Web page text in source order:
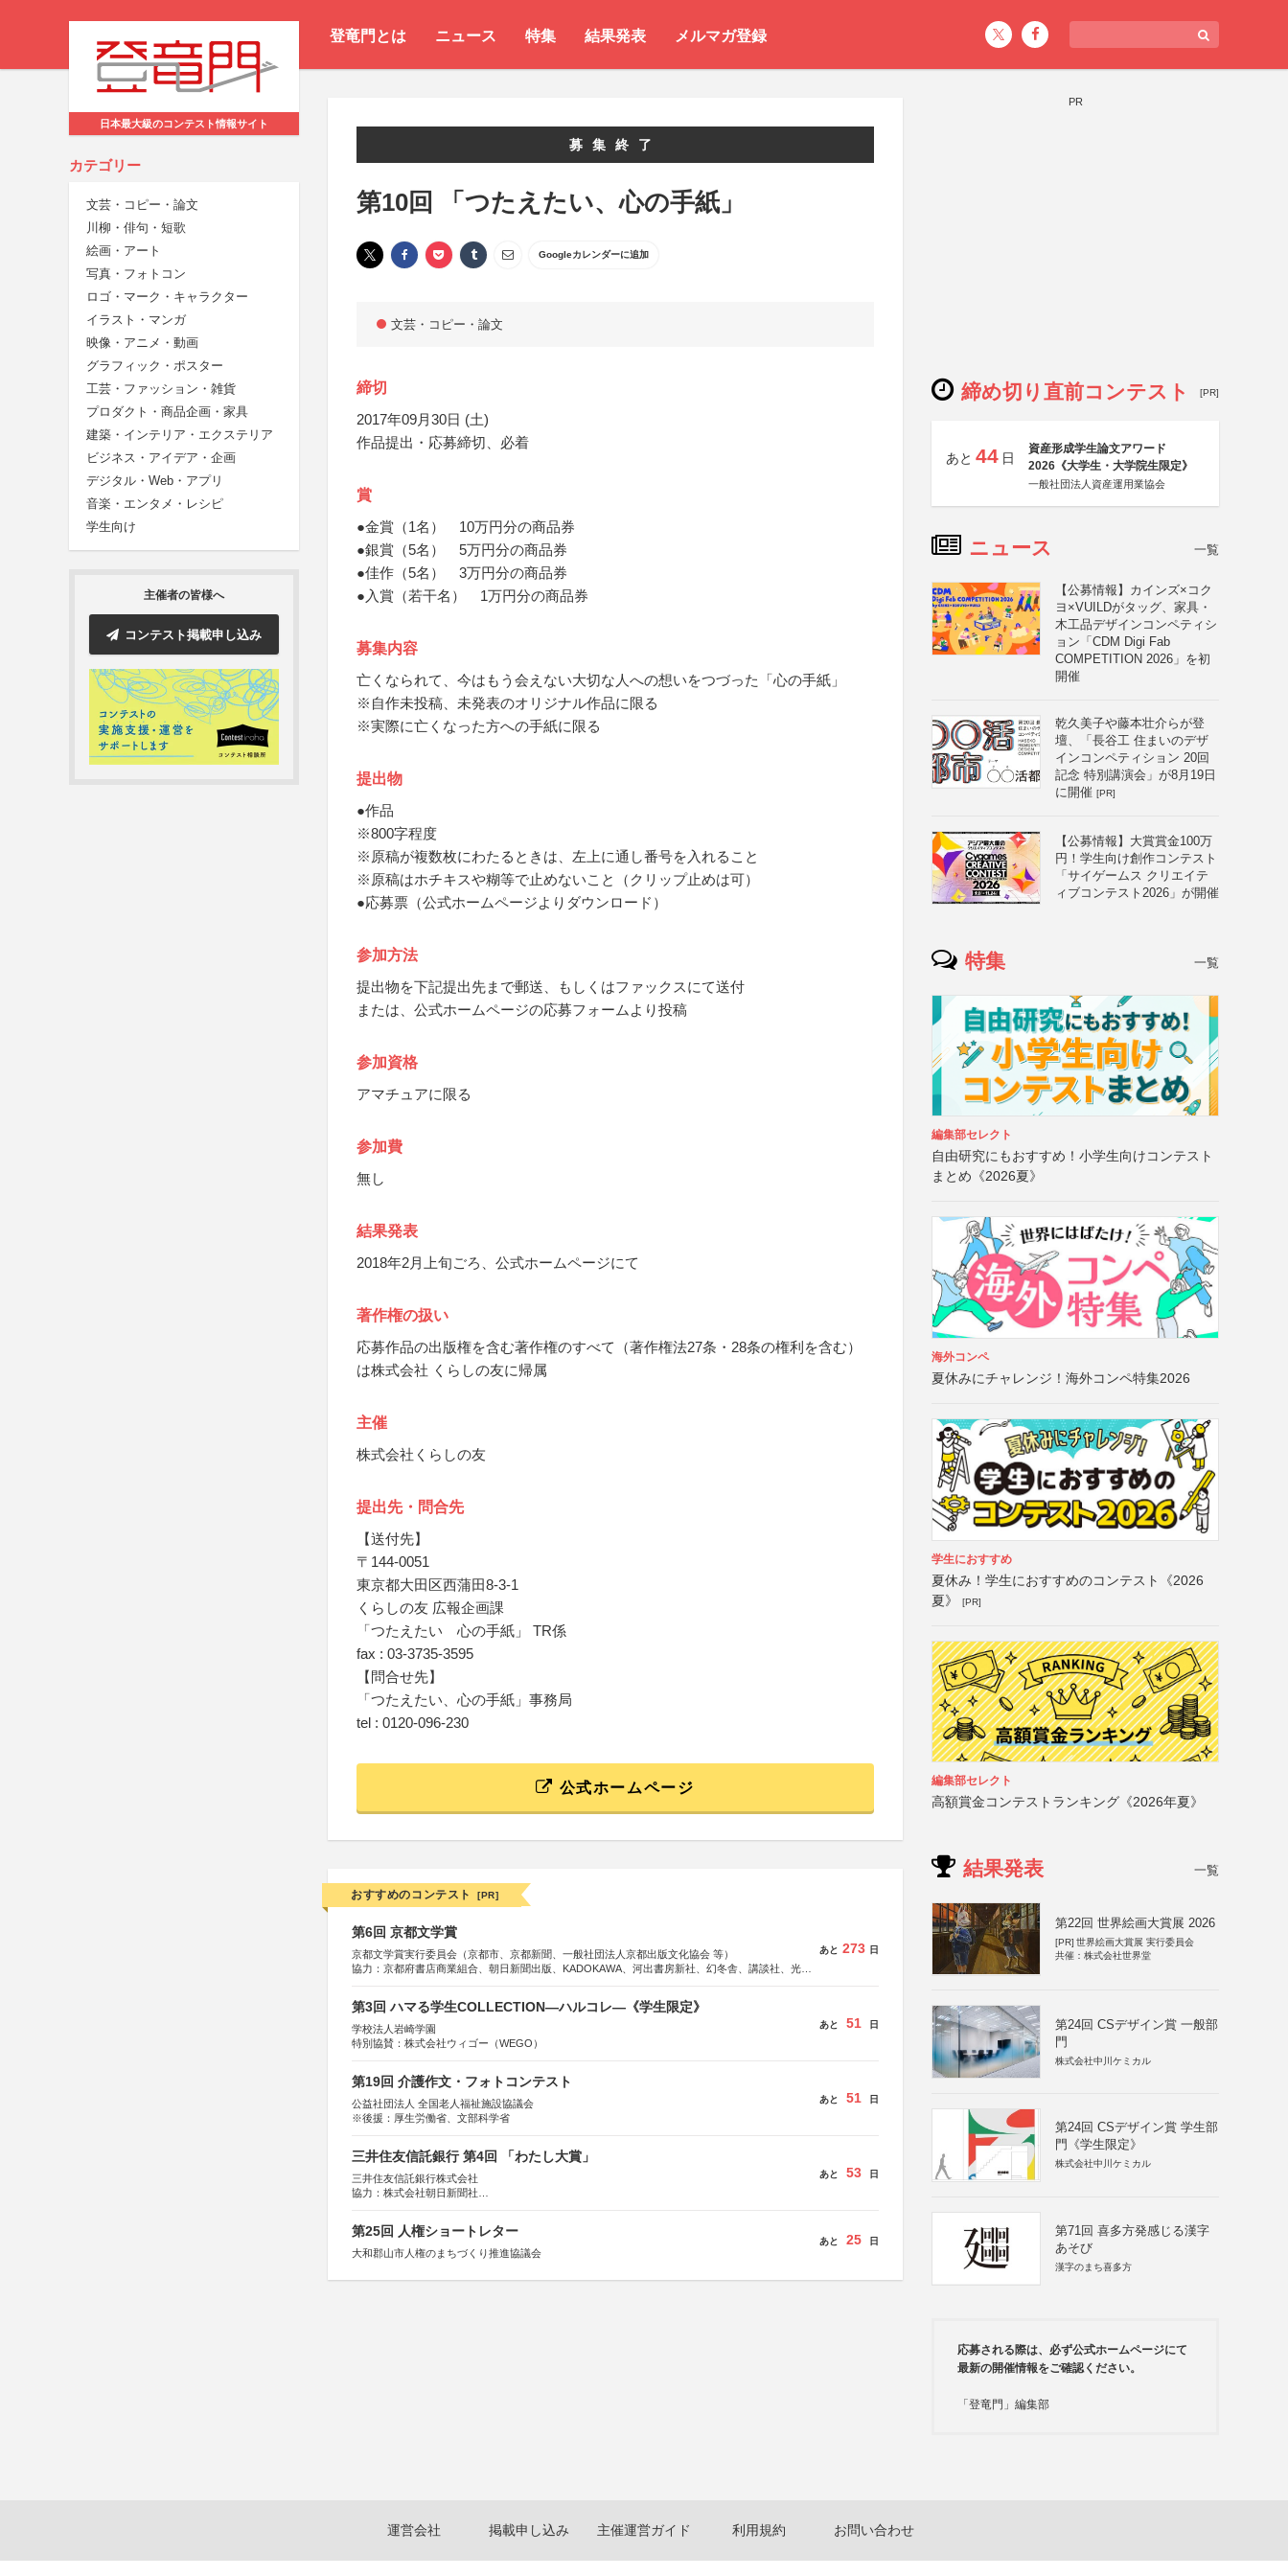
登竜門とは ニュース 特集 結果発表 メルマガ登録
日本最大級のコンテスト情報サイト
カテゴリー
文芸・コピー・論文
川柳・俳句・短歌
絵画・アート
写真・フォトコン
ロゴ・マーク・キャラクター
イラスト・マンガ
映像・アニメ・動画
グラフィック・ポスター
工芸・ファッション・雑貨
プロダクト・商品企画・家具
建築・インテリア・エクステリア
ビジネス・アイデア・企画
デジタル・Web・アプリ
音楽・エンタメ・レシピ
学生向け
主催者の皆様へ
コンテスト掲載申し込み
募集終了
第10回 「つたえたい、心の手紙」
Googleカレンダーに追加
文芸・コピー・論文
締切
2017年09月30日 (土)
作品提出・応募締切、必着
賞
●金賞（1名） 10万円分の商品券
●銀賞（5名） 5万円分の商品券
●佳作（5名） 3万円分の商品券
●入賞（若干名） 1万円分の商品券
募集内容
亡くなられて、今はもう会えない大切な人への想いをつづった「心の手紙」
※自作未投稿、未発表のオリジナル作品に限る
※実際に亡くなった方への手紙に限る
提出物
●作品
※800字程度
※原稿が複数枚にわたるときは、左上に通し番号を入れること
※原稿はホチキスや糊等で止めないこと（クリップ止めは可）
●応募票（公式ホームページよりダウンロード）
参加方法
提出物を下記提出先まで郵送、もしくはファックスにて送付
または、公式ホームページの応募フォームより投稿
参加資格
アマチュアに限る
参加費
無し
結果発表
2018年2月上旬ごろ、公式ホームページにて
著作権の扱い
応募作品の出版権を含む著作権のすべて（著作権法27条・28条の権利を含む）
は株式会社 くらしの友に帰属
主催
株式会社くらしの友
提出先・問合先
【送付先】
〒144-0051
東京都大田区西蒲田8-3-1
くらしの友 広報企画課
「つたえたい 心の手紙」 TR係
fax : 03-3735-3595
【問合せ先】
「つたえたい、心の手紙」事務局
tel : 0120-096-230
公式ホームページ
おすすめのコンテスト [PR]
第6回 京都文学賞
京都文学賞実行委員会（京都市、京都新聞、一般社団法人京都出版文化協会 等）
協力：京都府書店商業組合、朝日新聞出版、KADOKAWA、河出書房新社、幻冬舎、講談社、光文
研究所、双葉社、文藝春秋、ポプラ社、毎日新聞出版
あと 273 日
第3回 ハマる学生COLLECTION―ハルコレ―《学生限定》
学校法人岩崎学園
特別協賛：株式会社ウィゴー（WEGO）
あと 51 日
第19回 介護作文・フォトコンテスト
公益社団法人 全国老人福祉施設協議会
※後援：厚生労働省、文部科学省
あと 51 日
三井住友信託銀行 第4回 「わたし大賞」
三井住友信託銀行株式会社
協力：株式会社朝日新聞社
あと 53 日
第25回 人権ショートレター
大和郡山市人権のまちづくり推進協議会
あと 25 日
PR
締め切り直前コンテスト [PR]
あと 44 日
資産形成学生論文アワード
2026《大学生・大学院生限定》
一般社団法人資産運用業協会
ニュース 一覧
【公募情報】カインズ×コク
ヨ×VUILDがタッグ、家具・
木工品デザインコンペティシ
ョン「CDM Digi Fab
COMPETITION 2026」を初
開催
乾久美子や藤本壮介らが登
壇、「長谷工 住まいのデザ
インコンペティション 20回
記念 特別講演会」が8月19日
に開催 [PR]
【公募情報】大賞賞金100万
円！学生向け創作コンテスト
「サイゲームス クリエイテ
ィブコンテスト2026」が開催
特集 一覧
編集部セレクト
自由研究にもおすすめ！小学生向けコンテスト
まとめ《2026夏》
海外コンペ
夏休みにチャレンジ！海外コンペ特集2026
学生におすすめ
夏休み！学生におすすめのコンテスト《2026
夏》
[PR]
編集部セレクト
高額賞金コンテストランキング《2026年夏》
結果発表 一覧
第22回 世界絵画大賞展 2026
[PR] 世界絵画大賞展 実行委員会
共催：株式会社世界堂
第24回 CSデザイン賞 一般部
門
株式会社中川ケミカル
第24回 CSデザイン賞 学生部
門《学生限定》
株式会社中川ケミカル
第71回 喜多方発感じる漢字
あそび
漢字のまち喜多方
応募される際は、必ず公式ホームページにて
最新の開催情報をご確認ください。
「登竜門」編集部
運営会社 掲載申し込み 主催運営ガイド 利用規約 お問い合わせ